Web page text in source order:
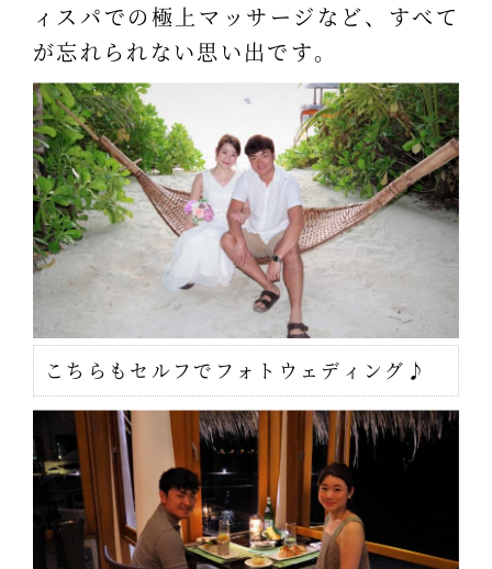
ィスパでの極上マッサージなど、すべて
が忘れられない思い出です。
こちらもセルフでフォトウェディング♪